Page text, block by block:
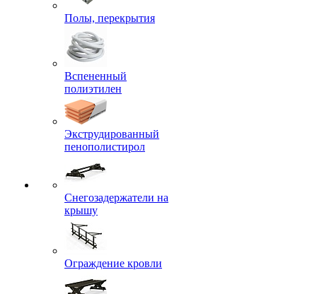
Полы, перекрытия
Вспененный
полиэтилен
Экструдированный
пенополистирол
Снегозадержатели на
крышу
Ограждение кровли